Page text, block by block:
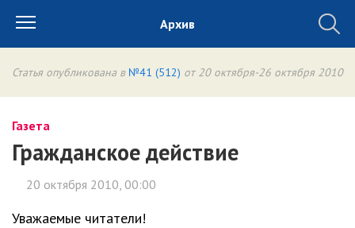
Архив
Статья опубликована в №41 (512) от 20 октября-26 октября 2010
Газета
Гражданское действие
20 октября 2010, 00:00
Уважаемые читатели!